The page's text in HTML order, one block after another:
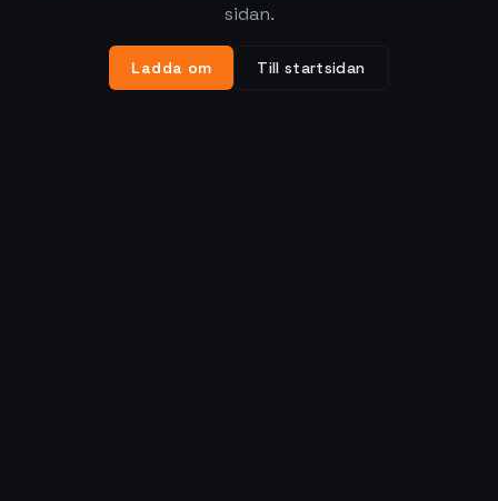
sidan.
Ladda om Till startsidan